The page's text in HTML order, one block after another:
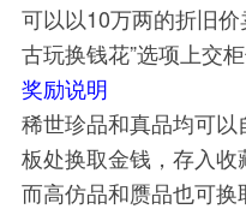
可以以10万两的折旧
古玩换钱花”选项上交柜
奖励说明
稀世珍品和真品均可
板处换取金钱，存入收
而高仿品和赝品也可